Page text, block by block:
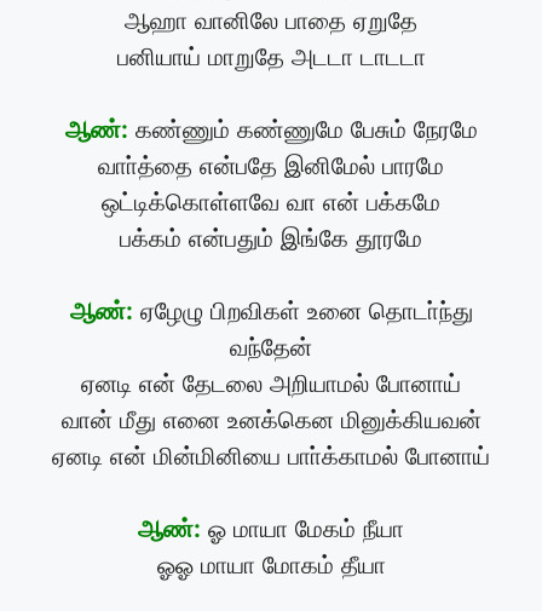
ஆஹா வானிலே பாதை ஏறுதே
பனியாய் மாறுதே அடடா டாடடா
ஆண்: கண்ணும் கண்ணுமே பேசும் நேரமே
வாா்த்தை என்பதே இனிமேல் பாரமே
ஒட்டிக்கொள்ளவே வா என் பக்கமே
பக்கம் என்பதும் இங்கே தூரமே
ஆண்: ஏழேழு பிறவிகள் உனை தொடா்ந்து
வந்தேன்
ஏனடி என் தேடலை அறியாமல் போனாய்
வான் மீது எனை உனக்கென மினுக்கியவன்
ஏனடி என் மின்மினியை பாா்க்காமல் போனாய்
ஆண்: ஓ மாயா மேகம் நீயா
ஓஓ மாயா மோகம் தீயா